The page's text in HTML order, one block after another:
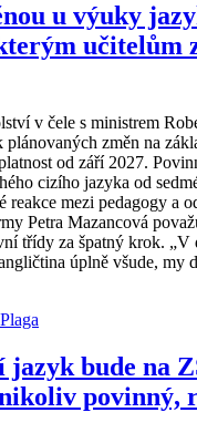
u výuky
učitelům
v čele s ministrem
plánovaných změn na
od září 2027.
cizího jazyka od
reakce mezi pedagogy a
Petra Mazancová
třídy za špatný krok. „V
úplně všude, my
bude na
povinný,